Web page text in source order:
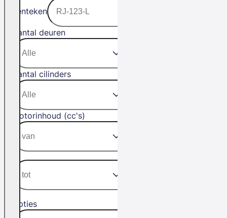
Kenteken
Aantal deuren
Aantal cilinders
Motorinhoud (cc's)
Opties